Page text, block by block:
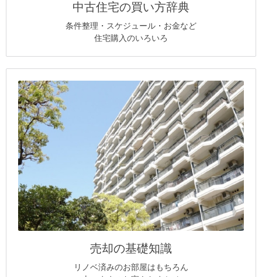
中古住宅の買い方辞典
条件整理・スケジュール・お金など
住宅購入のいろいろ
売却の基礎知識
リノベ済みのお部屋はもちろん